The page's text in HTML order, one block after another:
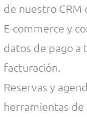
de nuestro CRM
E-commerce y
datos de pago a
facturación.
Reservas y
herramientas de